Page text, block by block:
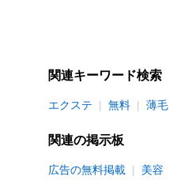
関連キーワード検索
エクステ 無料 薄毛
関連の掲示板
広告の無料掲載 美容